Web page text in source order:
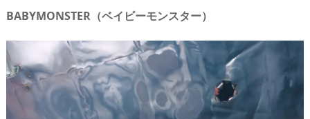
BABYMONSTER（ベイビーモンスター）